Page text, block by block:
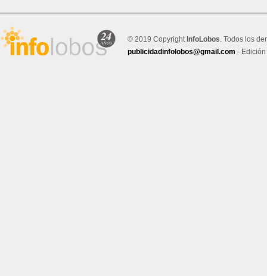
© 2019 Copyright InfoLobos. Todos los
publicidadinfolobos@gmail.com -